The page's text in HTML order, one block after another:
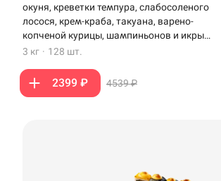
окуня, креветки темпура, слабосоленого
лосося, крем-краба, такуана, варено-
копченой курицы, шампиньонов и икры
масаго
3 кг · 128 шт.
2399 ₽ 4539 ₽